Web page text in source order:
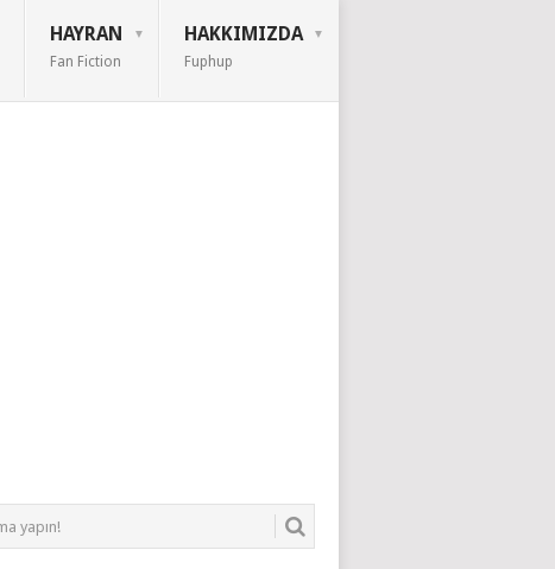
HAYRAN
Fan Fiction
HAKKIMIZDA
Fuphup